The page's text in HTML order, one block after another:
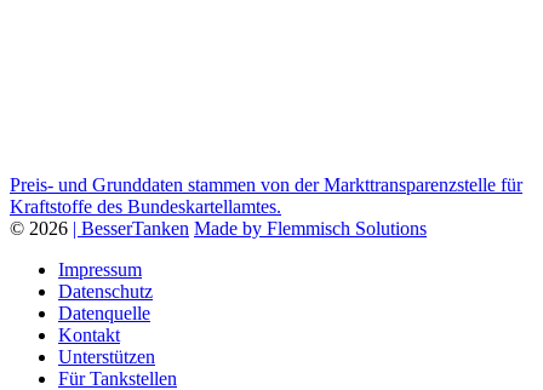
Preis- und Grunddaten stammen von der Markttransparenzstelle für
Kraftstoffe des Bundeskartellamtes.
© 2026 | BesserTanken Made by Flemmisch Solutions
Impressum
Datenschutz
Datenquelle
Kontakt
Unterstützen
Für Tankstellen